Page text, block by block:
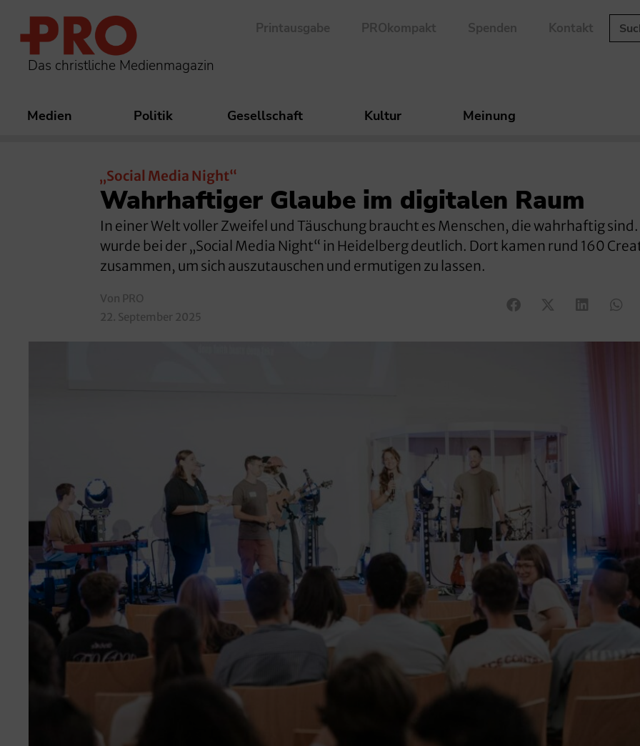
Das christliche Medienmagazin
Printausgabe PROkompakt Spenden Kontakt
Medien Politik Gesellschaft Kultur Meinung
„Social Media Night“
Wahrhaftiger Glaube im digitalen Raum
In einer Welt voller Zweifel und Täuschung braucht es Menschen, die wahrhaftig sind.
wurde bei der „Social Media Night“ in Heidelberg deutlich. Dort kamen rund 160
zusammen, um sich auszutauschen und ermutigen zu lassen.
Von PRO
22. September 2025